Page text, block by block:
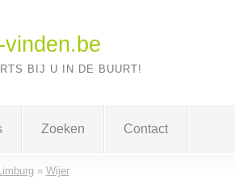
-vinden.be
BIJ U IN DE BUURT!
Zoeken Contact
» Wijer